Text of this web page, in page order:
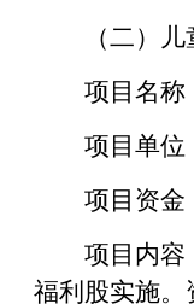
（二）
项目名称
项目单位
项目资
项目内容
福利股实施